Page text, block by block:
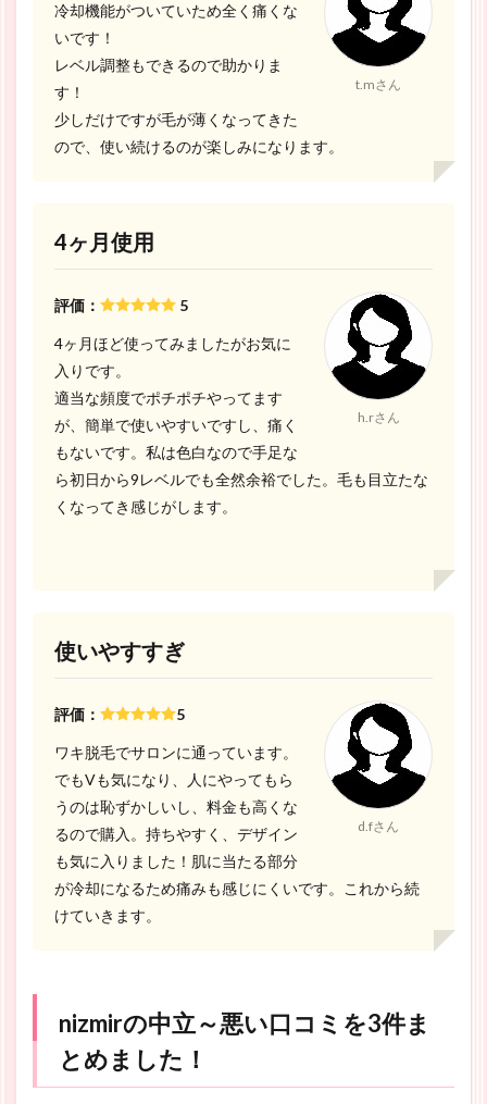
t.mさん
冷却機能がついていため全く痛くな
いです！
レベル調整もできるので助かりま
す！
少しだけですが毛が薄くなってきた
ので、使い続けるのが楽しみになります。
4ヶ月使用
h.rさん
評価： 5
4ヶ月ほど使ってみましたがお気に
入りです。
適当な頻度でポチポチやってます
が、簡単で使いやすいですし、痛く
もないです。私は色白なので手足な
ら初日から9レベルでも全然余裕でした。毛も目立たな
くなってき感じがします。
使いやすすぎ
d.fさん
評価： 5
ワキ脱毛でサロンに通っています。
でもVも気になり、人にやってもら
うのは恥ずかしいし、料金も高くな
るので購入。持ちやすく、デザイン
も気に入りました！肌に当たる部分
が冷却になるため痛みも感じにくいです。これから続
けていきます。
nizmirの中立～悪い口コミを3件ま
とめました！